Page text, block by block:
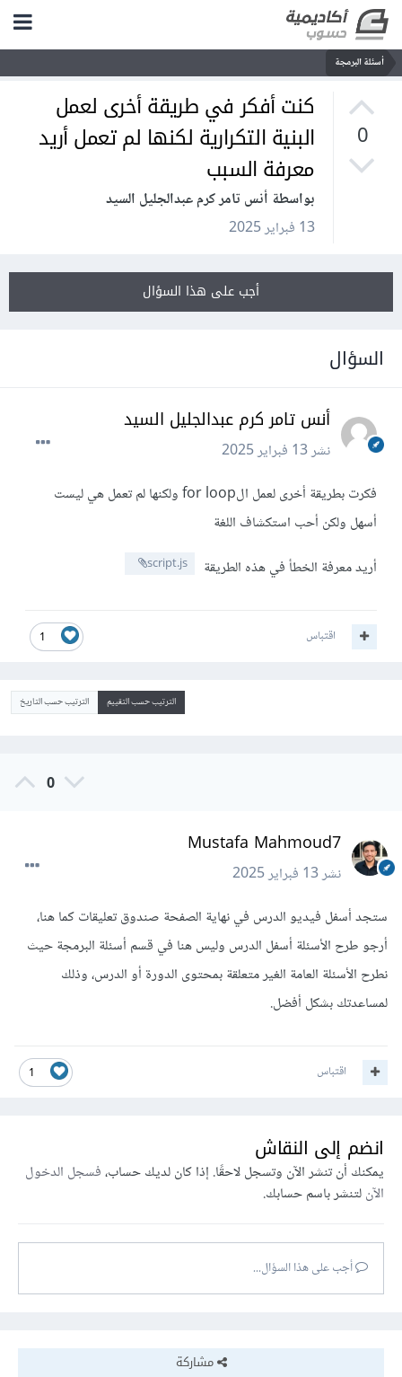
أسئلة البرمجة
0
كنت أفكر في طريقة أخرى لعمل
البنية التكرارية لكنها لم تعمل أريد
معرفة السبب
بواسطة أنس تامر كرم عبدالجليل السيد
13 فبراير 2025
أجب على هذا السؤال
السؤال
أنس تامر كرم عبدالجليل السيد
نشر13 فبراير 2025
فكرت بطريقة أخرى لعمل الfor loop ولكنها لم تعمل هي ليست
أسهل ولكن أحب استكشاف اللغة
أريد معرفة الخطأ في هذه الطريقة
script.js
1 اقتباس
الترتيب حسب التقييم الترتيب حسب التاريخ
0
Mustafa Mahmoud7
نشر13 فبراير 2025
ستجد أسفل فيديو الدرس في نهاية الصفحة صندوق تعليقات كما هنا،
أرجو طرح الأسئلة أسفل الدرس وليس هنا في قسم أسئلة البرمجة حيث
نطرح الأسئلة العامة الغير متعلقة بمحتوى الدورة أو الدرس، وذلك
لمساعدتك بشكل أفضل.
1 اقتباس
انضم إلى النقاش
يمكنك أن تنشر الآن وتسجل لاحقًا. إذا كان لديك حساب،فسجل الدخول
الآنلتنشر باسم حسابك.
أجب على هذا السؤال...
مشاركة